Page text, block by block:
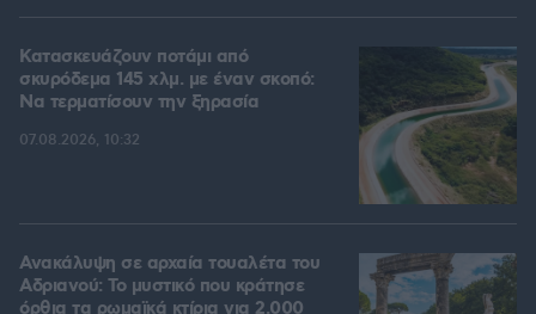
Κατασκευάζουν ποτάμι από
σκυρόδεμα 145 χλμ. με έναν σκοπό:
Να τερματίσουν την ξηρασία
07.08.2026, 10:32
Ανακάλυψη σε αρχαία τουαλέτα του
Αδριανού: Το μυστικό που κράτησε